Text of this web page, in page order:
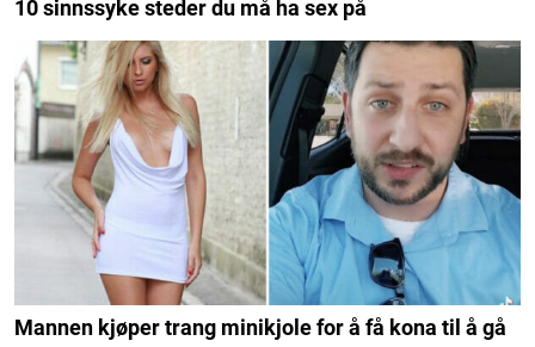
10 sinnssyke steder du må ha sex på
Mannen kjøper trang minikjole for å få kona til å gå